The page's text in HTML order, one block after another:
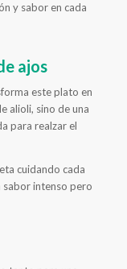
y sabor en cada
ajos
este plato en
alioli, sino de una
para realzar el
cuidando cada
sabor intenso pero